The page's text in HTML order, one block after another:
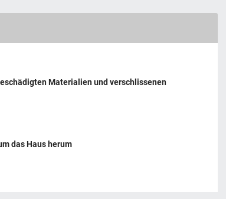
Materialien und verschlissenen
das Haus herum